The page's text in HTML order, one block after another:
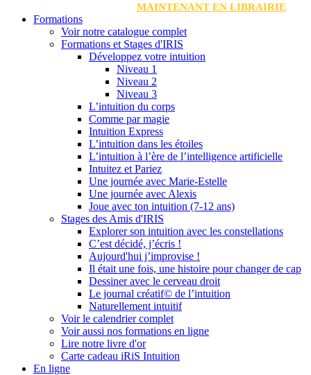
MAINTENANT EN LIBRAIRIE
Formations
Voir notre catalogue complet
Formations et Stages d'IRIS
Développez votre intuition
Niveau 1
Niveau 2
Niveau 3
L’intuition du corps
Comme par magie
Intuition Express
L’intuition dans les étoiles
L’intuition à l’ère de l’intelligence artificielle
Intuitez et Pariez
Une journée avec Marie-Estelle
Une journée avec Alexis
Joue avec ton intuition (7-12 ans)
Stages des Amis d'IRIS
Explorer son intuition avec les constellations
C’est décidé, j’écris !
Aujourd'hui j’improvise !
Il était une fois, une histoire pour changer de cap
Dessiner avec le cerveau droit
Le journal créatif© de l’intuition
Naturellement intuitif
Voir le calendrier complet
Voir aussi nos formations en ligne
Lire notre livre d'or
Carte cadeau iRiS Intuition
En ligne